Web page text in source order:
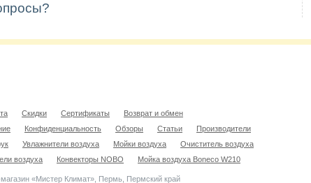
Скидки Сертификаты
Возврат и обмен
Конфиденциальность Обзоры Статьи
Производители
Увлажнители воздуха Мойки воздуха
Очиститель воздуха
воздуха Конвекторы NOBO Мойка воздуха Boneco W210
«Мистер Климат», Пермь, Пермский край